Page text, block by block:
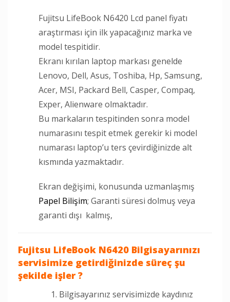
Fujitsu LifeBook N6420 Lcd panel fiyatı
araştırması için ilk yapacağınız marka ve
model tespitidir.
Ekranı kırılan laptop markası genelde
Lenovo, Dell, Asus, Toshiba, Hp, Samsung,
Acer, MSI, Packard Bell, Casper, Compaq,
Exper, Alienware olmaktadır.
Bu markaların tespitinden sonra model
numarasını tespit etmek gerekir ki model
numarası laptop’u ters çevirdiğinizde alt
kısmında yazmaktadır.
Ekran değişimi, konusunda uzmanlaşmış
Papel Bilişim; Garanti süresi dolmuş veya
garanti dışı kalmış,
Fujitsu LifeBook N6420 Bilgisayarınızı
servisimize getirdiğinizde süreç şu
şekilde işler ?
Bilgisayarınız servisimizde kaydınız